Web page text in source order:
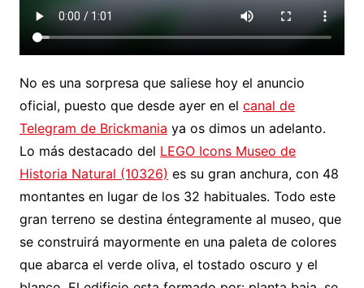
No es una sorpresa que saliese hoy el anuncio
oficial, puesto que desde ayer en el canal de
Telegram de Brickmania ya os dimos un adelanto.
Lo más destacado del LEGO Icons Museo de
Historia Natural (10326) es su gran anchura, con 48
montantes en lugar de los 32 habituales. Todo este
gran terreno se destina éntegramente al museo, que
se construirá mayormente en una paleta de colores
que abarca el verde oliva, el tostado oscuro y el